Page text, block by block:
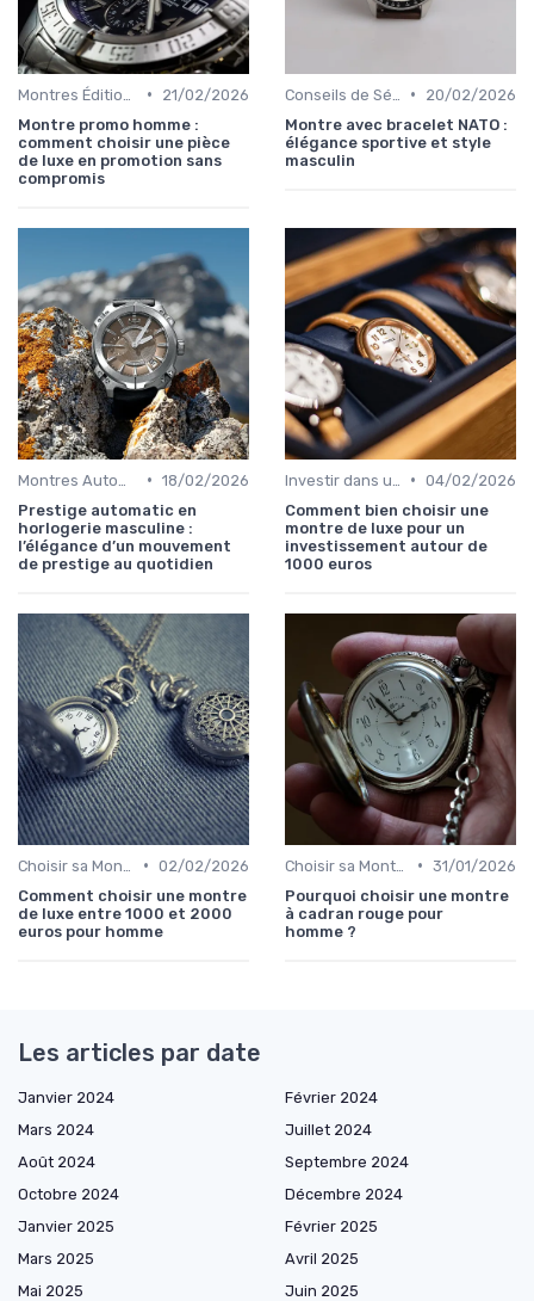
•
21/02/2026
Montre promo homme :
comment choisir une pièce
de luxe en promotion sans
compromis
•
20/02/2026
Montre avec bracelet NATO :
élégance sportive et style
masculin
• 18/02/2026
Prestige automatic en
horlogerie masculine :
l’élégance d’un mouvement
de prestige au quotidien
• 04/02/2026
Comment bien choisir une
montre de luxe pour un
investissement autour de
1000 euros
• 02/02/2026
Comment choisir une montre
de luxe entre 1000 et 2000
euros pour homme
• 31/01/2026
Pourquoi choisir une montre
à cadran rouge pour
homme ?
Les articles par date
Janvier 2024
Février 2024
Mars 2024
Juillet 2024
Août 2024
Septembre 2024
Octobre 2024
Décembre 2024
Janvier 2025
Février 2025
Mars 2025
Avril 2025
Mai 2025
Juin 2025